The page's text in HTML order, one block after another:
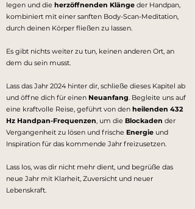
legen und die herzöffnenden Klänge der Handpan,
kombiniert mit einer sanften Body-Scan-Meditation,
durch deinen Körper fließen zu lassen.
Es gibt nichts weiter zu tun, keinen anderen Ort, an
dem du sein musst.
Lass das Jahr 2024 hinter dir, schließe dieses Kapitel ab
und öffne dich für einen Neuanfang. Begleite uns auf
eine kraftvolle Reise, geführt von den heilenden 432
Hz Handpan-Frequenzen, um die Blockaden der
Vergangenheit zu lösen und frische Energie und
Inspiration für das kommende Jahr freizusetzen.
Lass los, was dir nicht mehr dient, und begrüße das
neue Jahr mit Klarheit, Zuversicht und neuer
Lebenskraft.